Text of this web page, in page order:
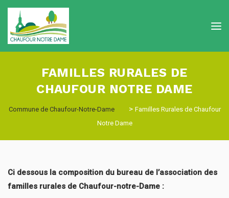
FAMILLES RURALES DE
CHAUFOUR NOTRE DAME
Commune de Chaufour-Notre-Dame > Familles Rurales de Chaufour
Notre Dame
Ci dessous la composition du bureau de l’association des
familles rurales de Chaufour-notre-Dame :